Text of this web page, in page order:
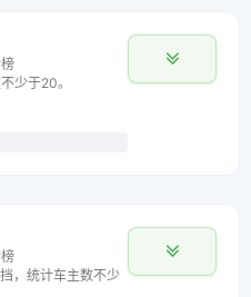
少于20。
，统计车主数不少